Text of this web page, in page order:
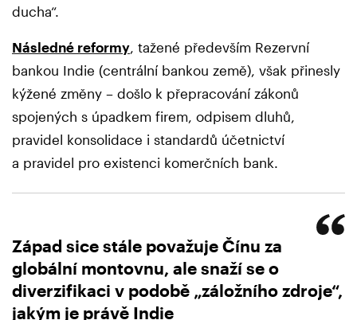
ducha“.
Následné reformy, tažené především Rezervní
bankou Indie (centrální bankou země), však přinesly
kýžené změny – došlo k přepracování zákonů
spojených s úpadkem firem, odpisem dluhů,
pravidel konsolidace i standardů účetnictví
a pravidel pro existenci komerčních bank.
Západ sice stále považuje Čínu za
globální montovnu, ale snaží se o
diverzifikaci v podobě „záložního zdroje“,
jakým je právě Indie